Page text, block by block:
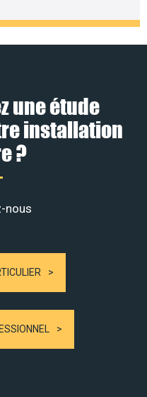
une étude
installation
?
nous